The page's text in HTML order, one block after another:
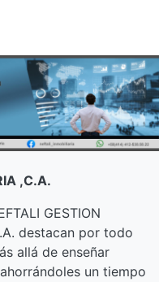
,C.A.
GESTION
destacan por todo
allá de enseñar
un tiempo